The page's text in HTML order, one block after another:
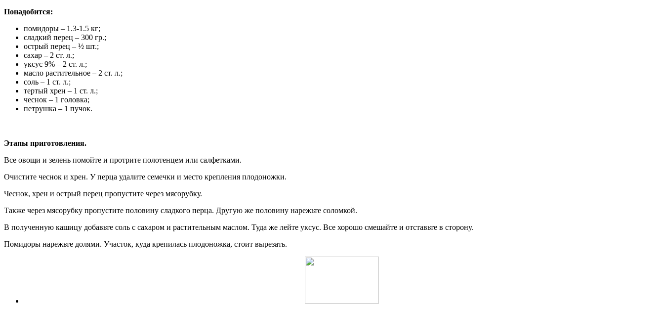
Понадобится:
помидоры – 1.3-1.5 кг;
сладкий перец – 300 гр.;
острый перец – ½ шт.;
сахар – 2 ст. л.;
уксус 9% – 2 ст. л.;
масло растительное – 2 ст. л.;
соль – 1 ст. л.;
тертый хрен – 1 ст. л.;
чеснок – 1 головка;
петрушка – 1 пучок.
Этапы приготовления.
Все овощи и зелень помойте и протрите полотенцем или салфетками.
Очистите чеснок и хрен. У перца удалите семечки и место крепления плодоножки.
Чеснок, хрен и острый перец пропустите через мясорубку.
Также через мясорубку пропустите половину сладкого перца. Другую же половину нарежьте соломкой.
В полученную кашицу добавьте соль с сахаром и растительным маслом. Туда же лейте уксус. Все хорошо смешайте и отставьте в сторону.
Помидоры нарежьте долями. Участок, куда крепилась плодоножка, стоит вырезать.